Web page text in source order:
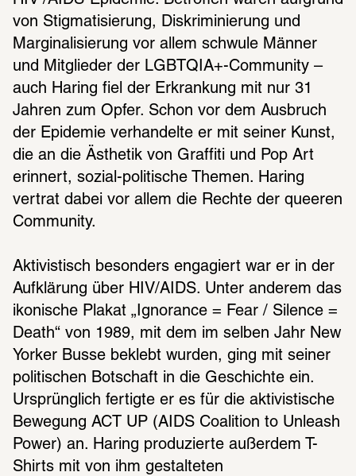
von Stigmatisierung, Diskriminierung und
Marginalisierung vor allem schwule Männer
und Mitglieder der LGBTQIA+-Community –
auch Haring fiel der Erkrankung mit nur 31
Jahren zum Opfer. Schon vor dem Ausbruch
der Epidemie verhandelte er mit seiner Kunst,
die an die Ästhetik von Graffiti und Pop Art
erinnert, sozial-politische Themen. Haring
vertrat dabei vor allem die Rechte der queeren
Community.
Aktivistisch besonders engagiert war er in der
Aufklärung über HIV/AIDS. Unter anderem das
ikonische Plakat „Ignorance = Fear / Silence =
Death“ von 1989, mit dem im selben Jahr New
Yorker Busse beklebt wurden, ging mit seiner
politischen Botschaft in die Geschichte ein.
Ursprünglich fertigte er es für die aktivistische
Bewegung ACT UP (AIDS Coalition to Unleash
Power) an. Haring produzierte außerdem T-
Shirts mit von ihm gestalteten